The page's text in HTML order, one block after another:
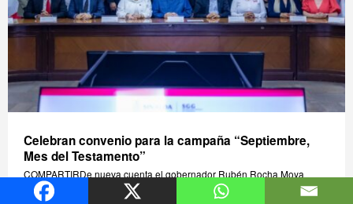
Celebran convenio para la campaña “Septiembre,
Mes del Testamento”
COMPARTIRDe nueva cuenta el gobernador Rubén Rocha Moya
reconoció la voluntad y la solidaridad del Consejo de Notarios del
Estado de Sinaloa,